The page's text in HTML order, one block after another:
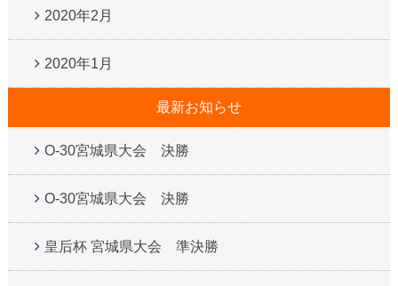
2020年2月
2020年1月
最新お知らせ
O-30宮城県大会 決勝
O-30宮城県大会 決勝
皇后杯 宮城県大会 準決勝